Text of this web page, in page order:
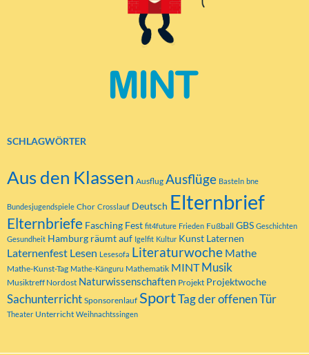
SCHLAGWÖRTER
Aus den Klassen Ausflug Ausflüge Basteln bne
Bundesjugendspiele Chor Crosslauf Deutsch Elternbrief
Elternbriefe Fasching Fest fit4future Frieden Fußball GBS Geschichten
Gesundheit Hamburg räumt auf Igelfit Kultur Kunst Laternen
Laternenfest Lesen Lesesofa Literaturwoche Mathe
Mathe-Kunst-Tag Mathe-Känguru Mathematik MINT Musik
Musiktreff Nordost Naturwissenschaften Projekt Projektwoche
Sachunterricht Sponsorenlauf SportTag der offenen Tür
Theater Unterricht Weihnachtssingen